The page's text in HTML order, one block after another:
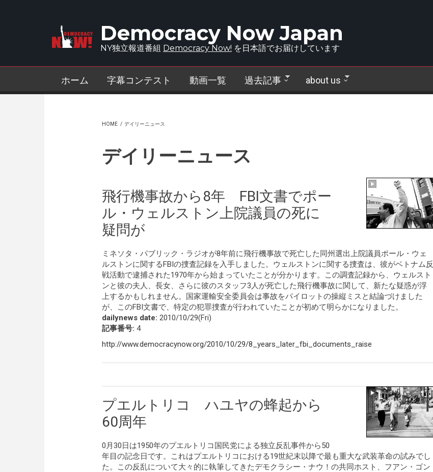
Democracy Now Japan
NY独立報道番組 Democracy Now! を日本語でお届けしています
ホーム 字幕コンテスト 動画一覧 過去記事 about us
HOME / デイリーニュース
デイリーニュース
飛行機事故から8年 FBI文書でポー
ル・ウェルストン上院議員の死に
疑問が
ミネソタ・パブリック・ラジオが8年前に飛行機事故で死亡した同州選出上院議員ポール・ウェ
ルストンに関するFBIの捜査記録を入手しました。ウェルストンに関する捜査は、彼がベトナム反
戦活動で逮捕された1970年から始まっていたことが分かります。この調査記録から、ウェルスト
ンと彼の夫人、長女、さらに彼のスタッフ3人が死亡した飛行機事故に関して、新たな疑惑が浮
上するかもしれません。国家運輸安全委員会は事故をパイロットの操縦ミスと結論づけました
が、このFBI文書で、特定の犯罪捜査が行われていたことが初めて明らかになりました。
dailynews date: 2010/10/29(Fri)
記事番号: 4
http://www.democracynow.org/2010/10/29/8_years_later_fbi_documents_raise
プエルトリコ ハユヤの蜂起から
60周年
0月30日は1950年のプエルトリコ国民党による独立反乱事件から50
年目の記念日です。これはプエルトリコにおける19世紀末以降で最も重大な武装革命の試みでし
た。この反乱について大々的に執筆してきたデモクラシー・ナウ！の共同ホスト、フアン・ゴン